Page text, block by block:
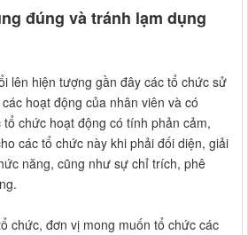
đúng và tránh lạm dụng
lên hiện tượng gần đây các tổ chức sử
hoạt động của nhân viên và có
chức hoạt động có tính phản cảm,
các tổ chức này khi phải đối diện, giải
năng, cũng như sự chỉ trích, phê
chức, đơn vị mong muốn tổ chức các